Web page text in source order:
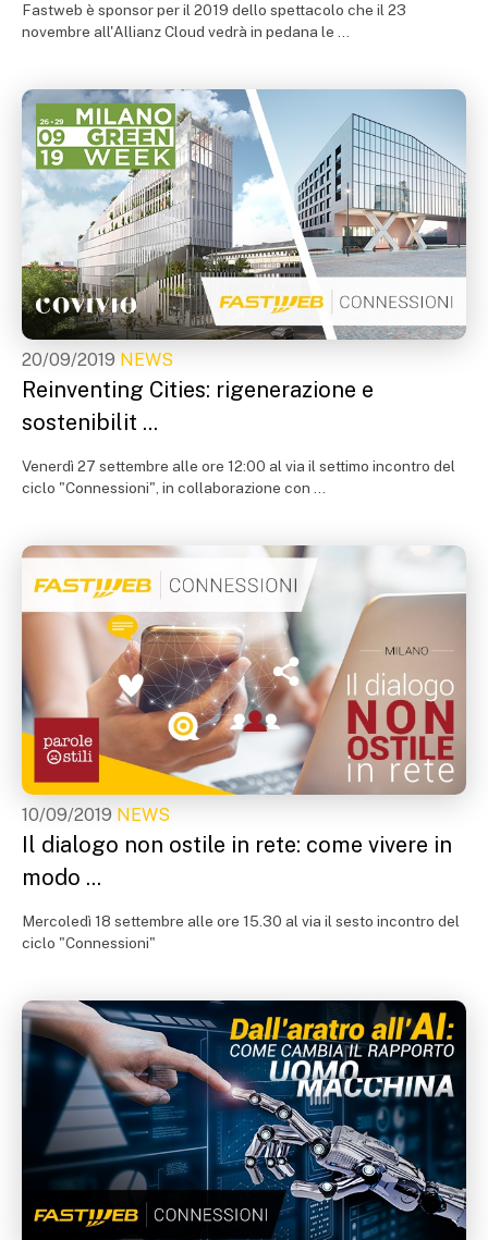
Fastweb è sponsor per il 2019 dello spettacolo che il 23
novembre all'Allianz Cloud vedrà in pedana le ...
20/09/2019 NEWS
Reinventing Cities: rigenerazione e
sostenibilit ...
Venerdì 27 settembre alle ore 12:00 al via il settimo incontro del
ciclo "Connessioni", in collaborazione con ...
10/09/2019 NEWS
Il dialogo non ostile in rete: come vivere in
modo ...
Mercoledì 18 settembre alle ore 15.30 al via il sesto incontro del
ciclo "Connessioni"